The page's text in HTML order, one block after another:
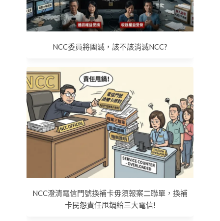
NCC委員將團滅，該不該消滅NCC?
NCC澄清電信門號換補卡毋須報案二聯單，換補
卡民怨責任甩鍋給三大電信!